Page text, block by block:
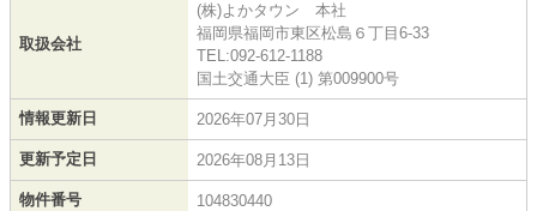
取扱会社
(株)よかタウン 本社
福岡県福岡市東区松島６丁目6-33
TEL:092-612-1188
国土交通大臣 (1) 第009900号
情報更新日 2026年07月30日
更新予定日 2026年08月13日
物件番号 104830440